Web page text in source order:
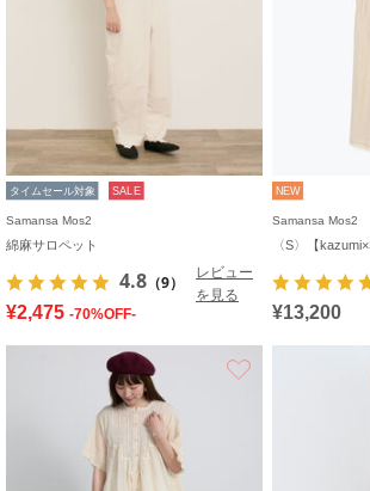
タイムセール対象 SALE
Samansa Mos2
綿麻サロペット
4.8 （9）
レビュー
を見る
¥2,475 -70%OFF-
NEW
Samansa Mos2
¥13,200